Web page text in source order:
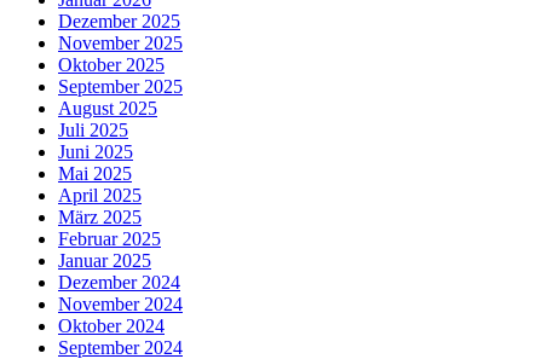
Dezember 2025
November 2025
Oktober 2025
September 2025
August 2025
Juli 2025
Juni 2025
Mai 2025
April 2025
März 2025
Februar 2025
Januar 2025
Dezember 2024
November 2024
Oktober 2024
September 2024